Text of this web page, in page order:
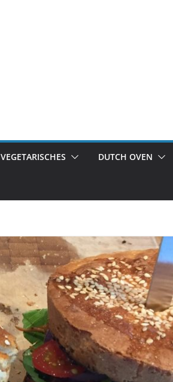
VEGETARISCHES DUTCH OVEN